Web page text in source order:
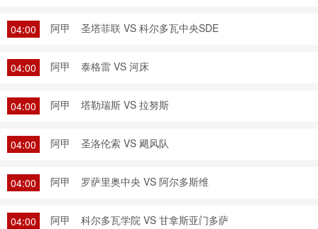
04:00 阿甲 圣塔菲联 VS 科尔多瓦中央SDE
04:00 阿甲 泰格雷 VS 河床
04:00 阿甲 塔勒瑞斯 VS 拉努斯
04:00 阿甲 圣洛伦索 VS 飓风队
04:00 阿甲 罗萨里奥中央 VS 阿尔多斯维
04:00 阿甲 科尔多瓦学院 VS 甘拿斯亚门多萨